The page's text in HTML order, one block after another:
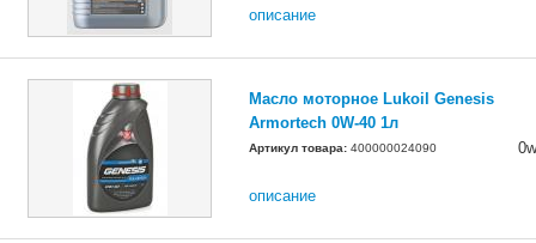
описание
Масло моторное Lukoil Genesis
Armortech 0W-40 1л
Артикул товара: 400000024090
описание